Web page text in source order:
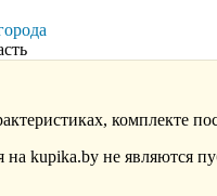
комплекте
kupika.by не являются